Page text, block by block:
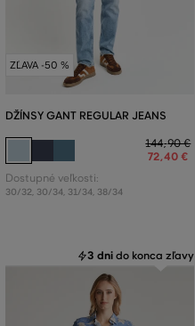
ZĽAVA -50 %
DŽÍNSY GANT REGULAR JEANS
144,90 €
72,40 €
Dostupné veľkosti:
30/32, 30/34, 31/34, 38/34
3 dni do konca zľavy